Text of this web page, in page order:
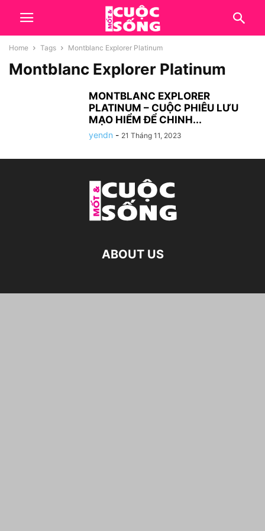
Home Tags Montblanc Explorer Platinum
Montblanc Explorer Platinum
MONTBLANC EXPLORER
PLATINUM – CUỘC PHIÊU LƯU
MẠO HIỂM ĐỂ CHINH...
yendn - 21 Tháng 11, 2023
ABOUT US